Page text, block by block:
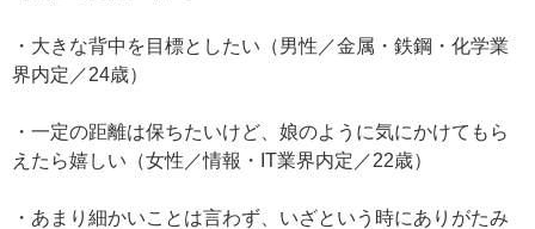
・大きな背中を目標としたい（男性／金属・鉄鋼・化学業
界内定／24歳）
・一定の距離は保ちたいけど、娘のように気にかけてもら
えたら嬉しい（女性／情報・IT業界内定／22歳）
・あまり細かいことは言わず、いざという時にありがたみ